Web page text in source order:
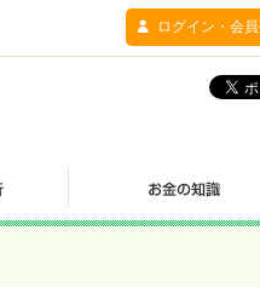
ログイン・会